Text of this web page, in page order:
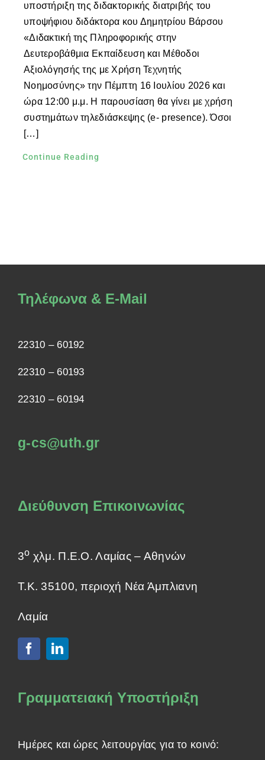
υποστήριξη της διδακτορικής διατριβής του
υποψήφιου διδάκτορα κου Δημητρίου Βάρσου
«Διδακτική της Πληροφορικής στην
Δευτεροβάθμια Εκπαίδευση και Μέθοδοι
Αξιολόγησής της με Χρήση Τεχνητής
Νοημοσύνης» την Πέμπτη 16 Ιουλίου 2026 και
ώρα 12:00 μ.μ. Η παρουσίαση θα γίνει με χρήση
συστημάτων τηλεδιάσκεψης (e- presence). Όσοι
[…]
Continue Reading
Τηλέφωνα & E-Mail
22310 – 60192
22310 – 60193
22310 – 60194
g-cs@uth.gr
Διεύθυνση Επικοινωνίας
3ο χλμ. Π.Ε.Ο. Λαμίας – Αθηνών
Τ.Κ. 35100, περιοχή Νέα Άμπλιανη
Λαμία
Γραμματειακή Υποστήριξη
Ημέρες και ώρες λειτουργίας για το κοινό: